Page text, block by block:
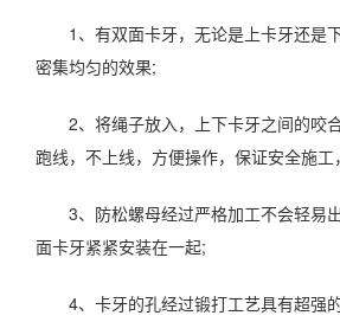
1、有双面卡牙，无论是上卡牙还是
密集均匀的效果;
2、将绳子放入，上下卡牙之间的咬
跑线，不上线，方便操作，保证安全施
3、防松螺母经过严格加工不会轻易
面卡牙紧紧安装在一起;
4、卡牙的孔经过锻打工艺具有超强